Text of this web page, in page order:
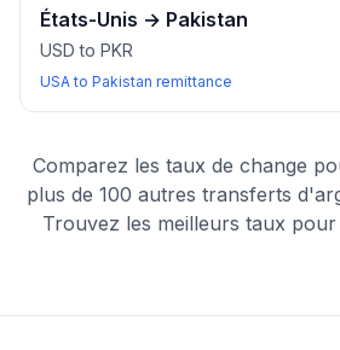
États-Unis → Pakistan
USD to PKR
USA to Pakistan remittance
Comparez les taux de change
plus de 100 autres transferts
Trouvez les meilleurs taux